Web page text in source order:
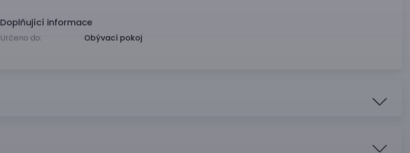
Doplňující informace
Určeno do: Obývací pokoj